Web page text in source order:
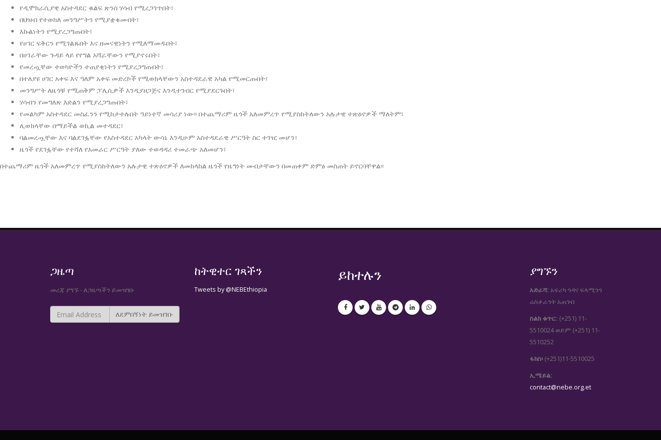
የዲሞክራሲያዊ አስተዳደር ቁልፍ ጽንሰ ሃሳብ የሚረጋገጥበት፣
በህዝብ የተወከለ መንግሥትን የሚያቋቁሙበት፣
እኩልነትን የሚያረጋግጡበት፣
የሀገር ፍቅርን የሚገልጹበት እና ዘመናዊነትን የሚለማመዱበት፣
በሀገራቸው ጉዳይ ላይ የየግል አሻራቸውን የሚያኖሩበት፣
የመረጧቸው ተወካዮችን ተጠያቂነትን የሚያረጋግጡበት፣
በተለያዩ ሀገር አቀፍ እና ዓለም አቀፍ መድረኮች የሚወክላቸውን አስተዳደራዊ አካል የሚመርጡበት፣
መንግሥት ለዜጎቹ የሚጠቅም ፓሊሲዎች እንዲያዘጋጅና እንዲተገብር የሚያደርጉበት፣
ሃሳብን የመግለጽ እድልን የሚያረጋግጡበት፣
የመልካም አስተዳደር መስፈንን የሚከታተሉበት ዓይነተኛ መሳሪያ ነው፡፡ በተጨማሪም ዜጎች አለመምረጥ የሚያስከትለውን አሉታዊ ተጽዕኖዎች ማለትም፣
ሊወክላቸው በማይችል ወኪል መተዳደር፣
ባልመረጧቸው እና ባልደገፏቸው የአስተዳደር አካላት ውሳኔ እንዲሁም አስተዳደራዊ ሥርዓት ስር ተገዢ መሆን፣
ዜጎች የደገፏቸው የተሻለ የአመራር ሥርዓት ያለው ተወዳዳሪ ተመራጭ አለመሆን፣
በተጨማሪም ዜጎች አለመምረጥ የሚያስከትለውን አሉታዊ ተጽዕኖዎች ለመከላከል ዜጎች የዜግነት መብታቸውን በመጠቀም ድምፅ መስጠት ይኖርባቸዋል፡፡
ጋዜጣ
መረጃ ያግኙ - ለጋዜጣችን ይመዝገቡ
ከትዊተር ገጻችን
Tweets by @NEBEthiopia
ይከተሉን ያግኙን
አድራሻ: አፍሪካ ጎዳና ፍላሚንጎ
ሬስቶራንት አጠገብ
ስልክ ቁጥር: (+251) 11-
5510024 ወይም (+251) 11-
5510252
ፋክስ፡ (+251)11-5510025
ኢሜይል:
contact@nebe.org.et